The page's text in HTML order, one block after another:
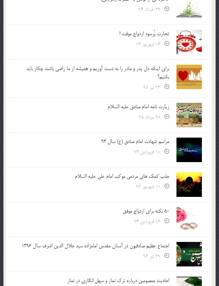
تجارت پُرسود ازدواج موقت !
براي اينكه دل پدر و مادر را به دست آوريم و هميشه از ما راضي باشند چكار بايد
بكنيم؟
زیارت نامه امام صادق علیه السلام
مراسم شهادت امام صادق (ع) سال 93
جذب کمک های مردمی موکب امام علی علیه السلام
50 نکته برای ازدواج موفق
اجتماع عظیم صادقیون در آستان مقدس امامزاده سید جلال الدین اشرف سال 1396
احادیث معصومین درباره ترک نماز و سهل انگاری در نماز